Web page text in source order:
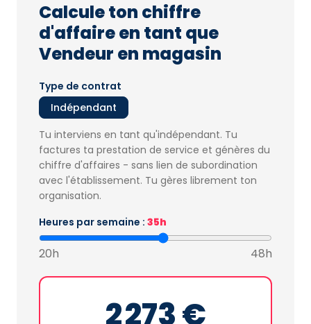
Calcule ton chiffre
d'affaire en tant que
Vendeur en magasin
Type de contrat
Indépendant
Tu interviens en tant qu'indépendant. Tu
factures ta prestation de service et génères du
chiffre d'affaires - sans lien de subordination
avec l'établissement. Tu gères librement ton
organisation.
Heures par semaine : 35h
20h 48h
2 273 €